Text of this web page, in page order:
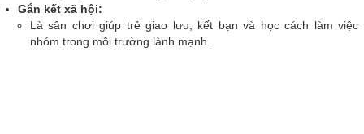
Gắn kết xã hội:
Là sân chơi giúp trẻ giao lưu, kết bạn và học cách làm việc
nhóm trong môi trường lành mạnh.